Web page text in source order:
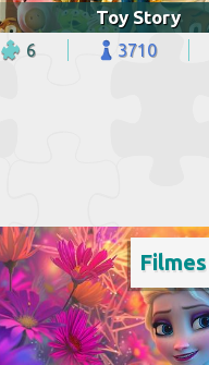
Toy Story
6 3710
Filmes